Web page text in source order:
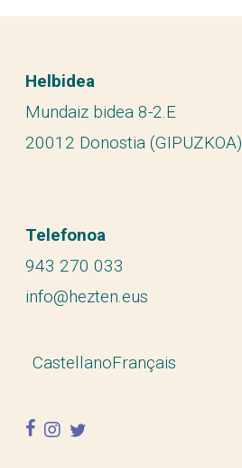
Helbidea
Mundaiz bidea 8-2.E
20012 Donostia (GIPUZKOA)
Telefonoa
943 270 033
info@hezten.eus
CastellanoFrançais
facebook
instagram
twitter